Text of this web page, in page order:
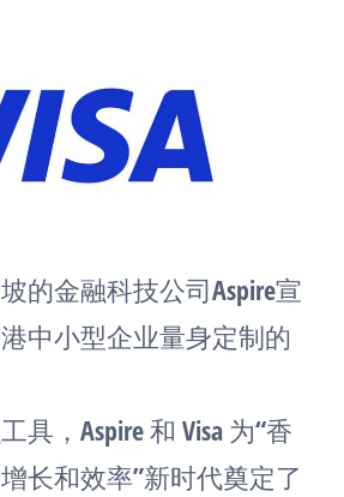
的金融科技公司Aspire宣
中小型企业量身定制的
具，Aspire 和 Visa 为“香
长和效率”新时代奠定了